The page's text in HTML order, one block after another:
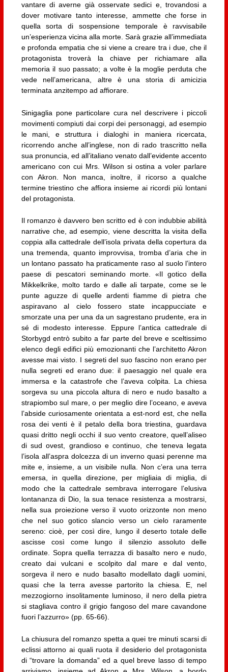
vantare di averne già osservate sedici e, trovandosi a
dover motivare tanto interesse, ammette che forse in
quella sorta di sospensione temporale è ravvisabile
un’esperienza vicina alla morte. Sarà grazie all’immediata
e profonda empatia che si viene a creare tra i due, che il
protagonista troverà la chiave per richiamare alla
memoria il suo passato; a volte è la moglie perduta che
vede nell’americana, altre è una storia di amicizia
terminata anzitempo ad affiorare.
Sinigaglia pone particolare cura nel descrivere i piccoli
movimenti compiuti dai corpi dei personaggi, ad esempio
le mani, e struttura i dialoghi in maniera ricercata,
ricorrendo anche all’inglese, non di rado trascritto nella
sua pronuncia, ed all’italiano venato dall’evidente accento
americano con cui Mrs. Wilson si ostina a voler parlare
con Akron. Non manca, inoltre, il ricorso a qualche
termine triestino che affiora insieme ai ricordi più lontani
del protagonista.
Il romanzo è davvero ben scritto ed è con indubbie abilità
narrative che, ad esempio, viene descritta la visita della
coppia alla cattedrale dell’isola privata della copertura da
una tremenda, quanto improvvisa, tromba d’aria che in
un lontano passato ha praticamente raso al suolo l’intero
paese di pescatori seminando morte. «Il gotico della
Mikkelkrike, molto tardo e dalle ali tarpate, come se le
punte aguzze di quelle ardenti fiamme di pietra che
aspiravano al cielo fossero state incappucciate e
smorzate una per una da un sagrestano prudente, era in
sé di modesto interesse. Eppure l’antica cattedrale di
Storbygd entrò subito a far parte del breve e sceltissimo
elenco degli edifici più emozionanti che l’architetto Akron
avesse mai visto. I segreti del suo fascino non erano per
nulla segreti ed erano due: il paesaggio nel quale era
immersa e la catastrofe che l’aveva colpita. La chiesa
sorgeva su una piccola altura di nero e nudo basalto a
strapiombo sul mare, o per meglio dire l’oceano, e aveva
l’abside curiosamente orientata a est-nord est, che nella
rosa dei venti è il petalo della bora triestina, guardava
quasi dritto negli occhi il suo vento creatore, quell’aliseo
di sud ovest, grandioso e continuo, che teneva legata
l’isola all’aspra dolcezza di un inverno quasi perenne ma
mite e, insieme, a un visibile nulla. Non c’era una terra
emersa, in quella direzione, per migliaia di miglia, di
modo che la cattedrale sembrava interrogare l’elusiva
lontananza di Dio, la sua tenace resistenza a mostrarsi,
nella sua proiezione verso il vuoto orizzonte non meno
che nel suo gotico slancio verso un cielo raramente
sereno: cioè, per così dire, lungo il deserto totale delle
ascisse così come lungo il silenzio assoluto delle
ordinate. Sopra quella terrazza di basalto nero e nudo,
creato dai vulcani e scolpito dal mare e dal vento,
sorgeva il nero e nudo basalto modellato dagli uomini,
quasi che la terra avesse partorito la chiesa. E, nel
mezzogiorno insolitamente luminoso, il nero della pietra
si stagliava contro il grigio fangoso del mare cavandone
fuori l’azzurro» (pp. 65-66).
La chiusura del romanzo spetta a quei tre minuti scarsi di
eclissi attorno ai quali ruota il desiderio del protagonista
di “trovare la domanda” ed a quel breve lasso di tempo